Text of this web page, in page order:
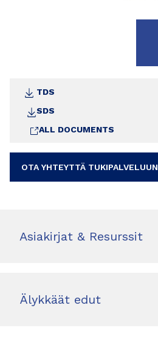
TDS
SDS
ALL DOCUMENTS
OTA YHTEYTTÄ TUKIPALVELUUN
Asiakirjat & Resurssit
Älykkäät edut